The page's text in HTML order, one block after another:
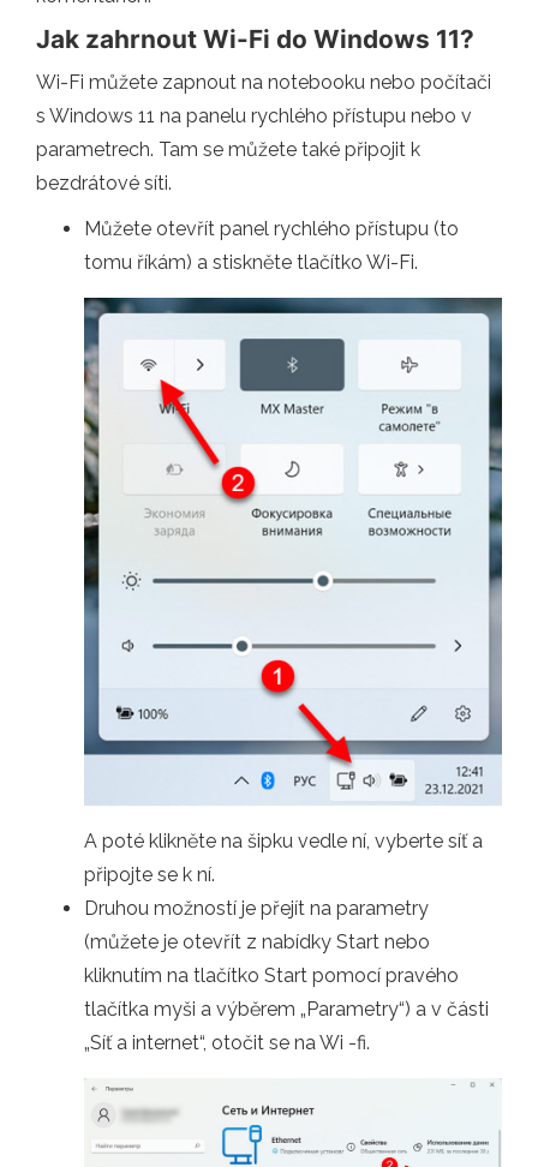
Jak zahrnout Wi-Fi do Windows 11?
Wi-Fi můžete zapnout na notebooku nebo počítači
s Windows 11 na panelu rychlého přístupu nebo v
parametrech. Tam se můžete také připojit k
bezdrátové síti.
Můžete otevřít panel rychlého přístupu (to
tomu říkám) a stiskněte tlačítko Wi-Fi.
A poté klikněte na šipku vedle ní, vyberte síť a
připojte se k ní.
Druhou možností je přejít na parametry
(můžete je otevřít z nabídky Start nebo
kliknutím na tlačítko Start pomocí pravého
tlačítka myši a výběrem „Parametry“) a v části
„Síť a internet“, otočit se na Wi -fi.